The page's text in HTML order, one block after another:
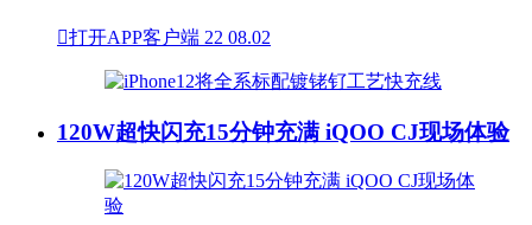
打开APP客户端 22 08.02
120W超快闪充15分钟充满 iQOO CJ现场体验